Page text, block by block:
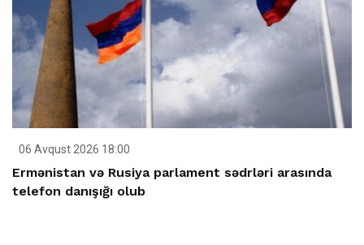
06 Avqust 2026 18:00
Ermənistan və Rusiya parlament sədrləri arasında
telefon danışığı olub